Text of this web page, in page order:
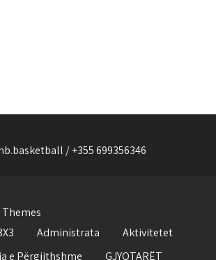
/ +355 699356346
Themes
Administrata
Aktivitetet
e Përgjithshme
GJYQTARËT